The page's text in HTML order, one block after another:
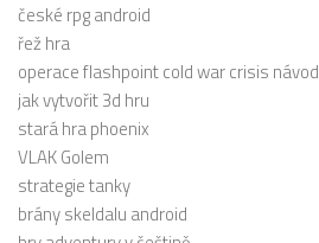
české rpg android
řež hra
operace flashpoint cold war crisis návod
jak vytvořit 3d hru
stará hra phoenix
VLAK Golem
strategie tanky
brány skeldalu android